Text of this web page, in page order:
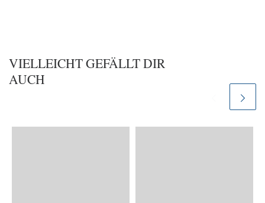
VIELLEICHT GEFÄLLT DIR
AUCH